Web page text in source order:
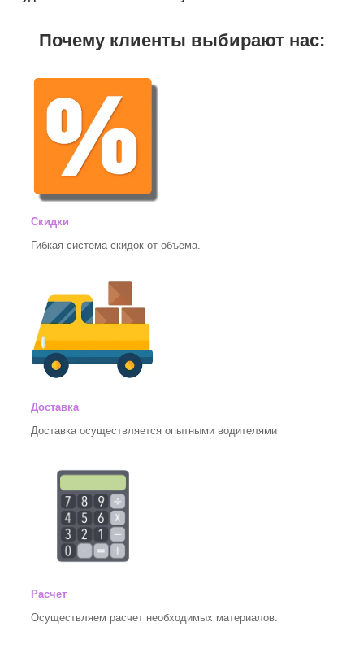
Почему клиенты выбирают нас:
Скидки
Гибкая система скидок от объема.
Доставка
Доставка осуществляется опытными водителями
Расчет
Осуществляем расчет необходимых материалов.